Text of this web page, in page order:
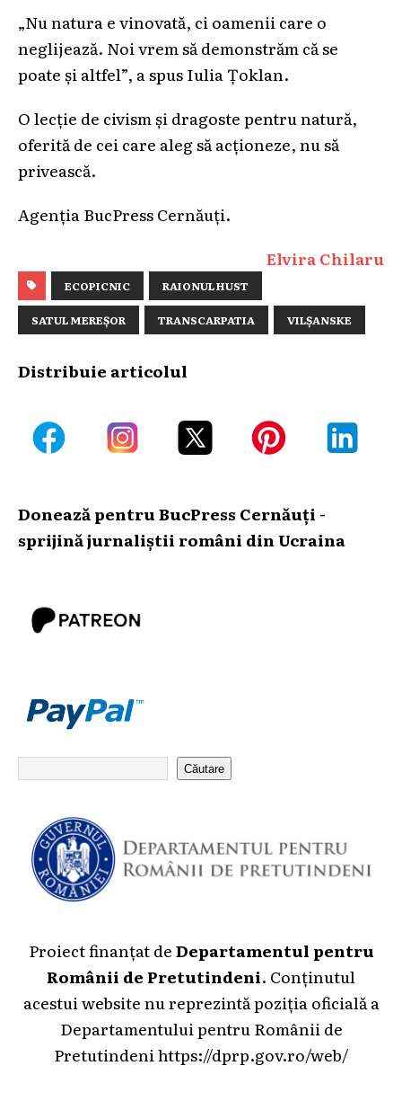
„Nu natura e vinovată, ci oamenii care o
neglijează. Noi vrem să demonstrăm că se
poate și altfel”, a spus Iulia Țoklan.
O lecție de civism și dragoste pentru natură,
oferită de cei care aleg să acționeze, nu să
privească.
Agenția BucPress Cernăuţi.
Elvira Chilaru
ECOPICNIC RAIONUL HUST
SATUL MEREȘOR TRANSCARPATIA VILȘANSKE
Distribuie articolul
Donează pentru BucPress Cernăuți -
sprijină jurnaliștii români din Ucraina
Căutare
Proiect finanțat deDepartamentul pentru
Românii de Pretutindeni. Conținutul
acestui website nu reprezintă poziția oficială a
Departamentului pentru Românii de
Pretutindenihttps://dprp.gov.ro/web/